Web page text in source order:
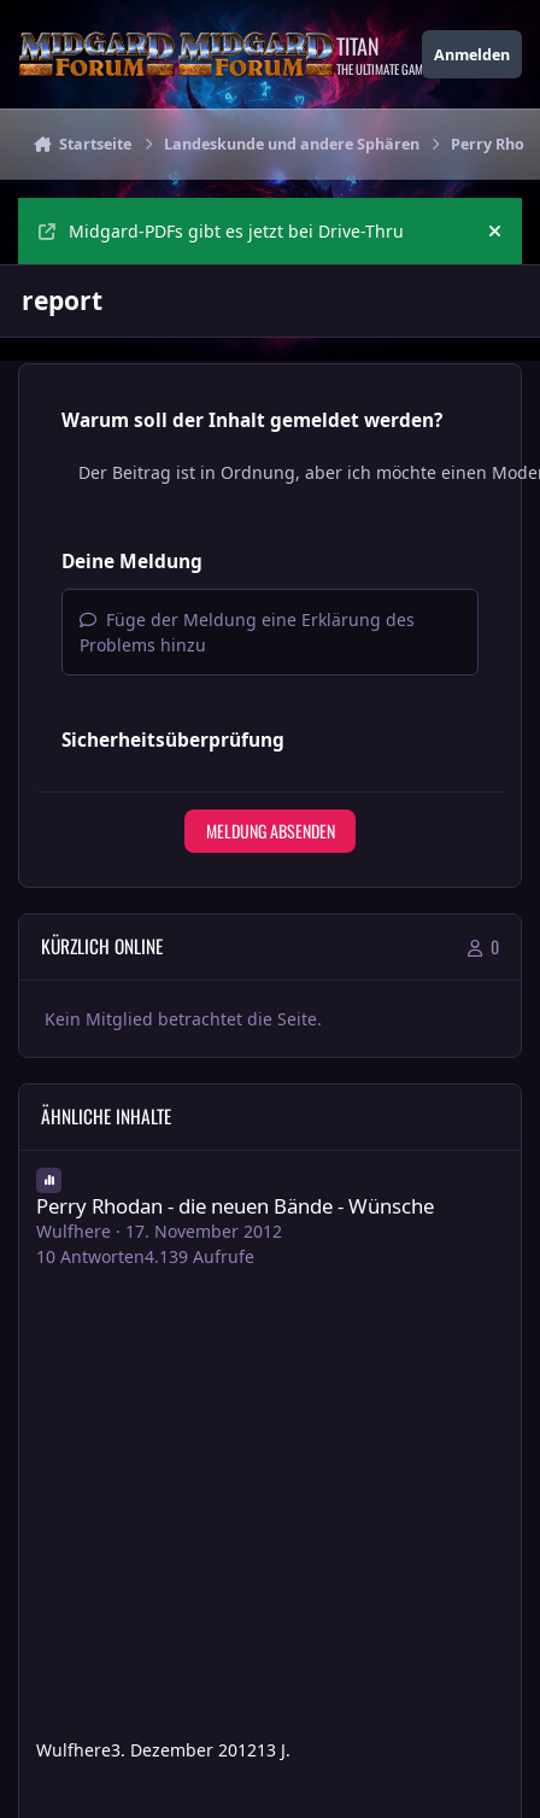
TITAN
THE ULTIMATE GAMING THEME
Anmelden
Startseite Landeskunde und andere Sphären Perry
Midgard-PDFs gibt es jetzt bei Drive-Thru
report
Warum soll der Inhalt gemeldet werden?
Deine Meldung
Füge der Meldung eine Erklärung des
Problems hinzu
Sicherheitsüberprüfung
MELDUNG ABSENDEN
KÜRZLICH ONLINE 0
Kein Mitglied betrachtet die Seite.
ÄHNLICHE INHALTE
Perry Rhodan - die neuen Bände - Wünsche
Wulfhere · 17. November 2012
10 Antworten4.139 Aufrufe
Wulfhere3. Dezember 201213 J.